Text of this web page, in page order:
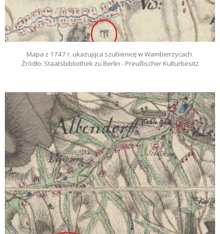
Mapa z 1747 r. ukazująca szubienicę w Wambierzycach.
Źródło: Staatsbibliothek zu Berlin - Preußischer Kulturbesitz